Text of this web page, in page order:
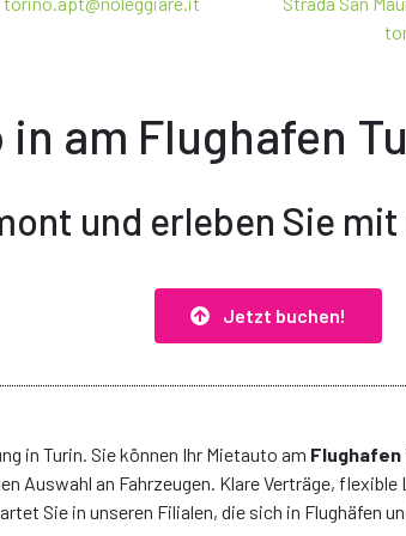
Marke oder Modell sein könnte, wie das
Wenn wir ein Auto von der
Steuern
Sie Ihre
SIE, DASS SIE DIEDATENSCHUTZERKLÄRUNG
DATEN FÜR MARKETINGZWECKE ZU.
DATEN FÜR PROFILERSTELLUNG ZU,
in am Flughafen
und erleben Sie
Jetzt buchen!
in Turin. Sie können Ihr Mietauto am Flughafen
Auswahl an Fahrzeugen. Klare Verträge,
Sie in unseren Filialen, die sich in Flughäfen